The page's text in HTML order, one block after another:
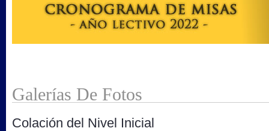
Galerías De Fotos
Colación del Nivel Inicial